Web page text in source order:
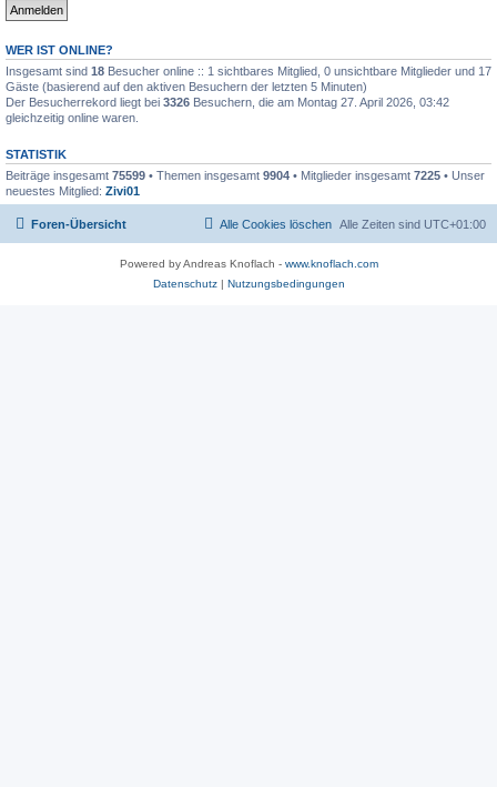
WER IST ONLINE?
Insgesamt sind 18 Besucher online :: 1 sichtbares Mitglied, 0 unsichtbare Mitglieder und 17
Gäste (basierend auf den aktiven Besuchern der letzten 5 Minuten)
Der Besucherrekord liegt bei 3326 Besuchern, die am Montag 27. April 2026, 03:42
gleichzeitig online waren.
STATISTIK
Beiträge insgesamt 75599 • Themen insgesamt 9904 • Mitglieder insgesamt 7225 • Unser
neuestes Mitglied: Zivi01
Foren-Übersicht Alle Zeiten sind UTC+01:00
Alle Cookies löschen
Powered by Andreas Knoflach - www.knoflach.com
Datenschutz| Nutzungsbedingungen